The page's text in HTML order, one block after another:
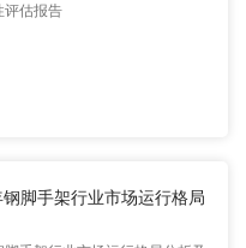
评估报告
脚手架行业市场运行格局